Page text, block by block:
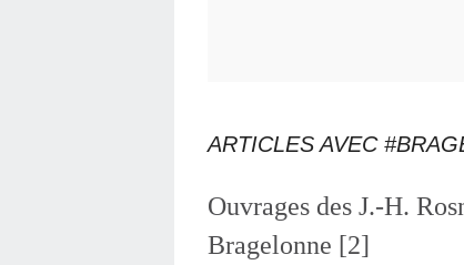
ARTICLES AVEC
Ouvrages des J.-H.
Bragelonne [2]